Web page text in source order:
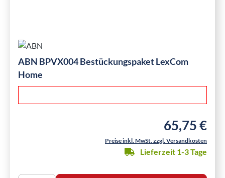
ABN BPVX004 Bestückungspaket LexCom
Home
Regulärer
65,75 €
Preise inkl. MwSt. zzgl. Versandkosten
Lieferzeit 1-3 Tage